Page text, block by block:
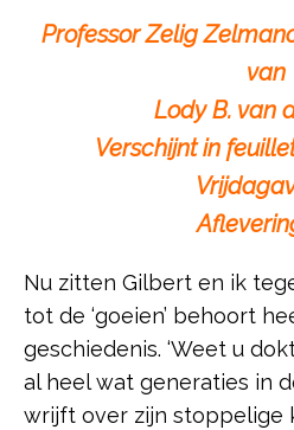
Professor Zelig
van
Lody B. van
Verschijnt in
Nu zitten Gilbert en ik
tot de ‘goeien’ behoort
geschiedenis. ‘Weet u
al heel wat generaties in
wrijft over zijn stoppelige